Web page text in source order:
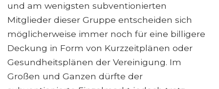
und am wenigsten subventionierten
Mitglieder dieser Gruppe entscheiden sich
möglicherweise immer noch für eine billigere
Deckung in Form von Kurzzeitplänen oder
Gesundheitsplänen der Vereinigung. Im
Großen und Ganzen dürfte der